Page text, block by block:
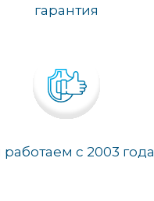
гарантия
с 2003 года